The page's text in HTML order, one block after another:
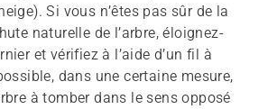
Si vous n’êtes pas sûr de la
naturelle de l’arbre, éloignez-
et vérifiez à l’aide d’un fil à
dans une certaine mesure,
à tomber dans le sens opposé